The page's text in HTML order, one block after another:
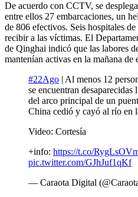
De acuerdo con CCTV, se
entre ellos 27 embarcaciones, un
de 806 efectivos. Seis hospitales
recibir a las víctimas. El
de Qinghai indicó que las labores
mantenían activas en la mañana de
#22Ago | Al menos 12
se encuentran desaparecidas
del arco principal de un
China cedió y cayó al río en
Video: Cortesía
+info: https://t.co/
pic.twitter.com/GJhJuf1qKf
— Caraota Digital